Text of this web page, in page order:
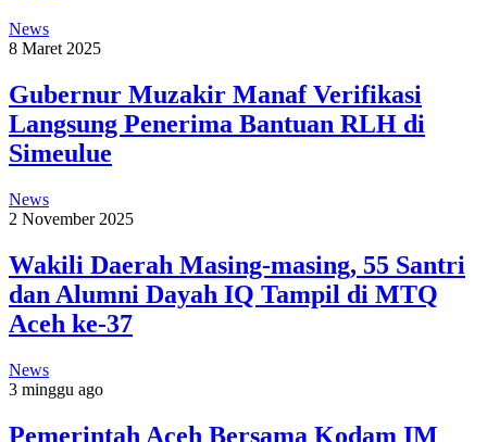
News
8 Maret 2025
Gubernur Muzakir Manaf Verifikasi
Langsung Penerima Bantuan RLH di
Simeulue
News
2 November 2025
Wakili Daerah Masing-masing, 55 Santri
dan Alumni Dayah IQ Tampil di MTQ
Aceh ke-37
News
3 minggu ago
Pemerintah Aceh Bersama Kodam IM